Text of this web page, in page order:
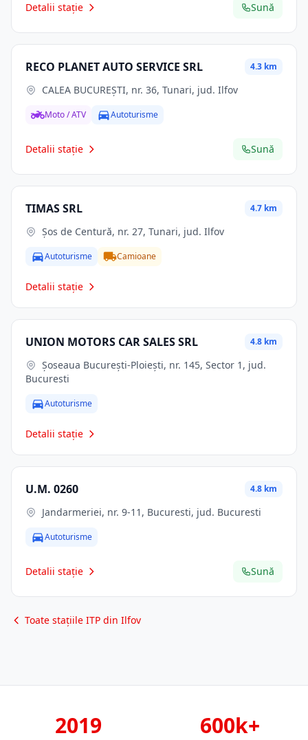
Detalii stație Sună
RECO PLANET AUTO SERVICE SRL 4.3 km
CALEA BUCUREŞTI, nr. 36, Tunari, jud. Ilfov
Moto / ATV Autoturisme
Detalii stație Sună
TIMAS SRL 4.7 km
Şos de Centură, nr. 27, Tunari, jud. Ilfov
Autoturisme Camioane
Detalii stație
UNION MOTORS CAR SALES SRL 4.8 km
Bucuresti
Autoturisme
Detalii stație
U.M. 0260 4.8 km
Jandarmeriei, nr. 9-11, Bucuresti, jud. Bucuresti
Autoturisme
Detalii stație Sună
Toate stațiile ITP din Ilfov
2019 600k+